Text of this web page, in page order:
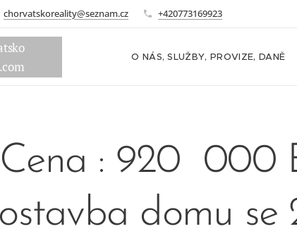
chorvatskoreality@seznam.cz +420773169923
O NÁS, SLUŽBY, PROVIZE, DANĚ
Cena : 920 000
domu se